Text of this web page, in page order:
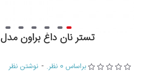
تستر نان داغ براون مدل HT 600
براساس 0 نظر. - نوشتن نظر